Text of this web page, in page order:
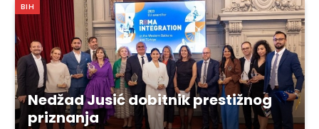
BIH
Nedžad Jusić dobitnik prestižnog
priznanja